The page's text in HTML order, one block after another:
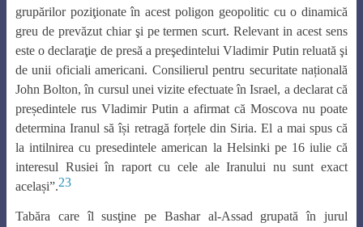
grupărilor poziţionate în acest poligon geopolitic cu o dinamică
greu de prevăzut chiar şi pe termen scurt. Relevant in acest sens
este o declaraţie de presă a preşedintelui Vladimir Putin reluată şi
de unii oficiali americani. Consilierul pentru securitate națională
John Bolton, în cursul unei vizite efectuate în Israel, a declarat că
președintele rus Vladimir Putin a afirmat că Moscova nu poate
determina Iranul să își retragă forțele din Siria. El a mai spus că
la intilnirea cu presedintele american la Helsinki pe 16 iulie că
interesul Rusiei în raport cu cele ale Iranului nu sunt exact
același”.23
Tabăra care îl susţine pe Bashar al-Assad grupată în jurul